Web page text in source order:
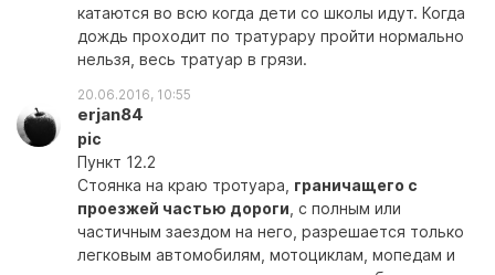
катаются во всю когда дети со школы идут. Когда
дождь проходит по тратурару пройти нормально
нельзя, весь тратуар в грязи.
20.06.2016, 10:55
erjan84
pic
Пункт 12.2
Стоянка на краю тротуара, граничащего с
проезжей частью дороги , с полным или
частичным заездом на него, разрешается только
легковым автомобилям, мотоциклам, мопедам и